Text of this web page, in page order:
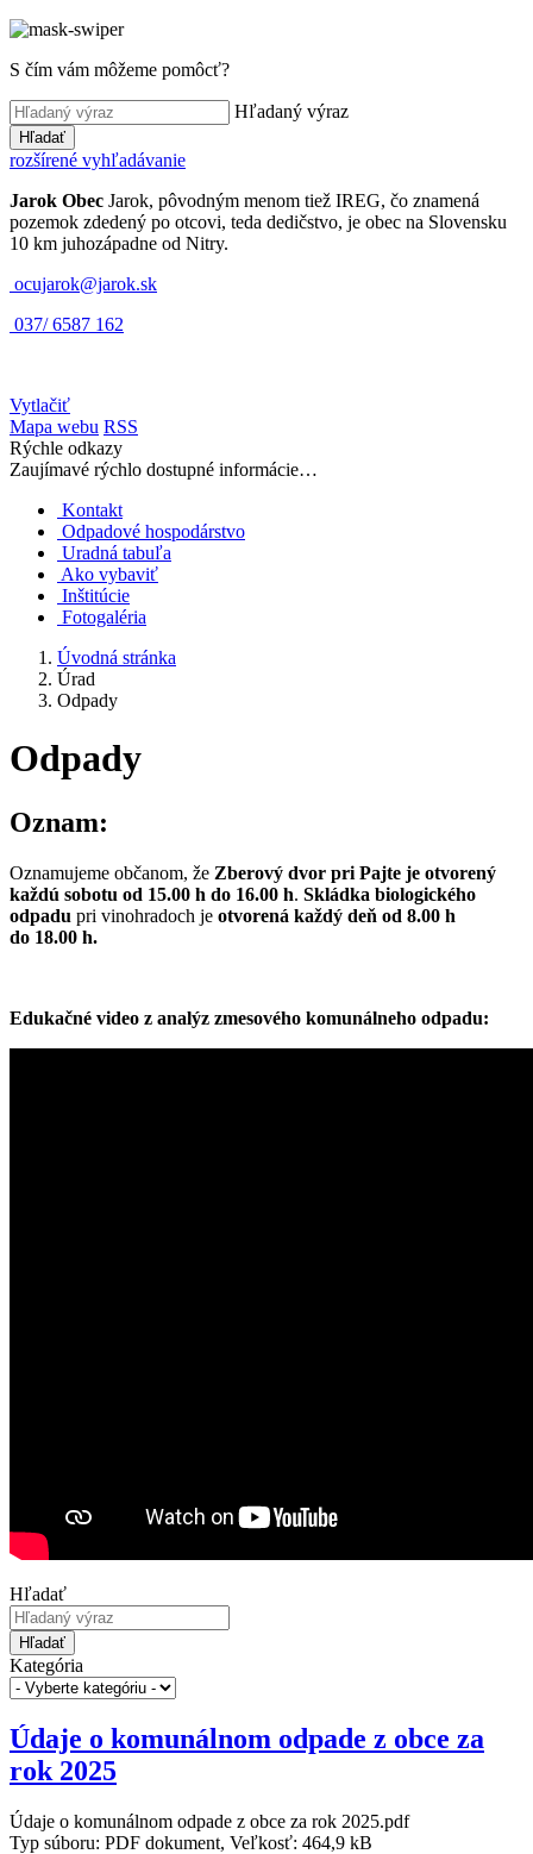
S čím vám môžeme pomôcť?
Hľadaný výraz
Hľadať
rozšírené vyhľadávanie
Jarok Obec Jarok, pôvodným menom tiež IREG, čo znamená
pozemok zdedený po otcovi, teda dedičstvo, je obec na Slovensku
10 km juhozápadne od Nitry.
ocujarok@jarok.sk
037/ 6587 162
Vytlačiť
Mapa webu RSS
Rýchle odkazy
Zaujímavé rýchlo dostupné informácie…
Kontakt
Odpadové hospodárstvo
Uradná tabuľa
Ako vybaviť
Inštitúcie
Fotogaléria
Úvodná stránka
Úrad
Odpady
Odpady
Oznam:
Oznamujeme občanom, že Zberový dvor pri Pajte je otvorený
každú sobotu od 15.00 h do 16.00 h. Skládka biologického
odpadu pri vinohradoch je otvorená každý deň od 8.00 h
do 18.00 h.
Edukačné video z analýz zmesového komunálneho odpadu:
Hľadať
Hľadať
Kategória
Údaje o komunálnom odpade z obce za
rok 2025
Údaje o komunálnom odpade z obce za rok 2025.pdf
Typ súboru: PDF dokument, Veľkosť: 464,9 kB